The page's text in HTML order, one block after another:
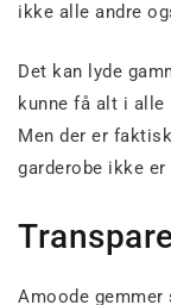
ikke alle andre
Det kan lyde
kunne få alt i
Men der er
garderobe ikke
Amoode